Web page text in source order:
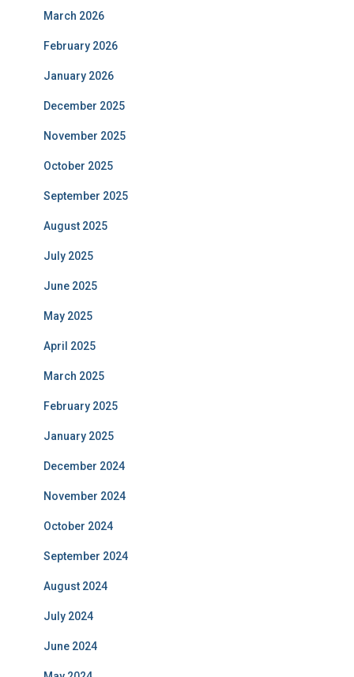
March 2026
February 2026
January 2026
December 2025
November 2025
October 2025
September 2025
August 2025
July 2025
June 2025
May 2025
April 2025
March 2025
February 2025
January 2025
December 2024
November 2024
October 2024
September 2024
August 2024
July 2024
June 2024